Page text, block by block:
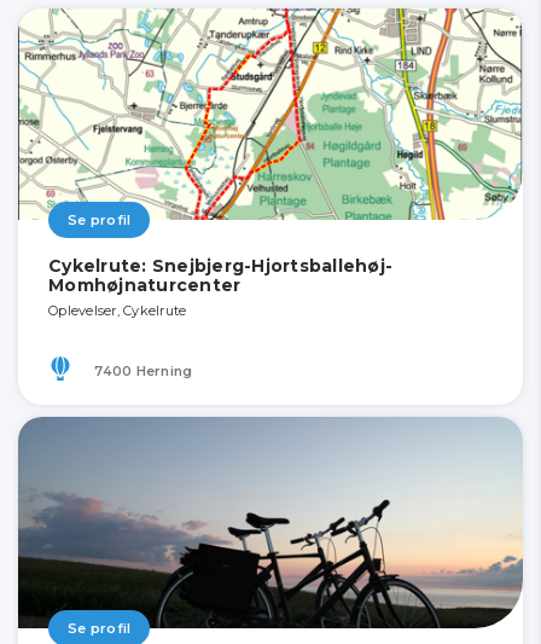
Se profil
Cykelrute: Snejbjerg-Hjortsballehøj-
Momhøjnaturcenter
Oplevelser, Cykelrute
7400 Herning
Se profil